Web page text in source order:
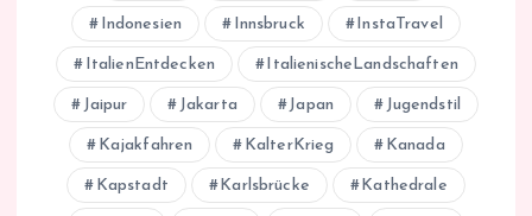
Indonesien Innsbruck InstaTravel
ItalienEntdecken ItalienischeLandschaften
Jaipur Jakarta Japan Jugendstil
Kajakfahren KalterKrieg Kanada
Kapstadt Karlsbrücke Kathedrale